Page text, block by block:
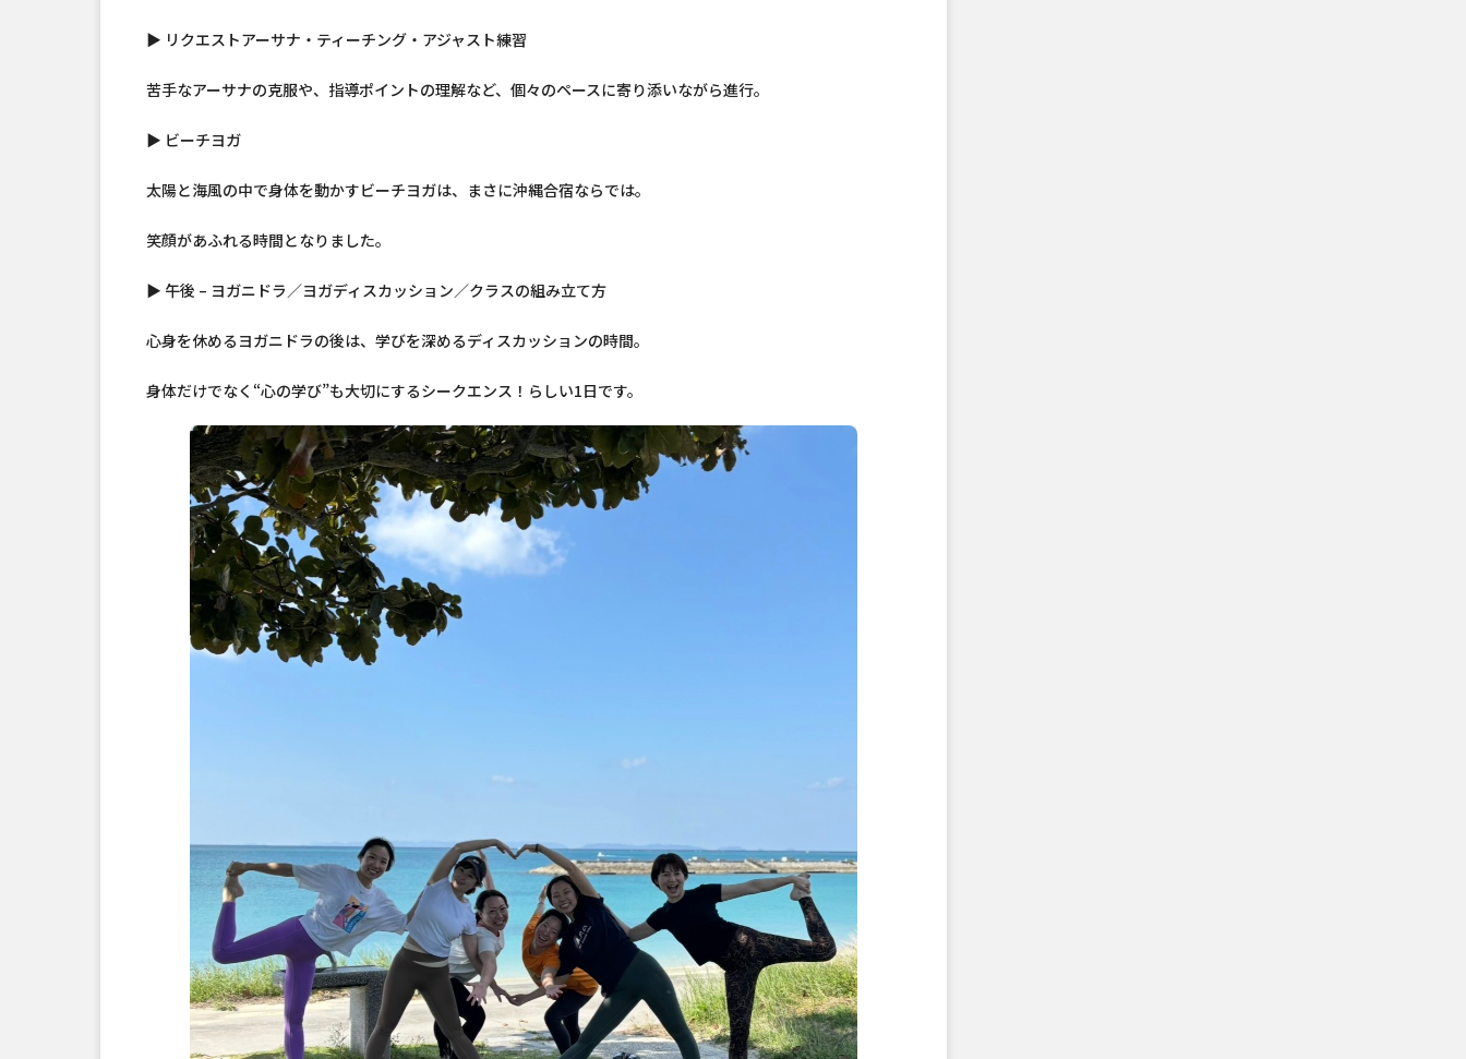
▶ リクエストアーサナ・ティーチング・アジャスト練習
苦手なアーサナの克服や、指導ポイントの理解など、個々のペースに寄り添いながら進行。
▶ ビーチヨガ
太陽と海風の中で身体を動かすビーチヨガは、まさに沖縄合宿ならでは。
笑顔があふれる時間となりました。
▶ 午後 – ヨガニドラ／ヨガディスカッション／クラスの組み立て方
心身を休めるヨガニドラの後は、学びを深めるディスカッションの時間。
身体だけでなく“心の学び”も大切にするシークエンス！らしい1日です。